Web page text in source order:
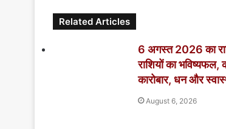
Related Articles
6 अगस्त 2026 का
राशियों का भविष्यफल,
कारोबार, धन और
August 6, 2026